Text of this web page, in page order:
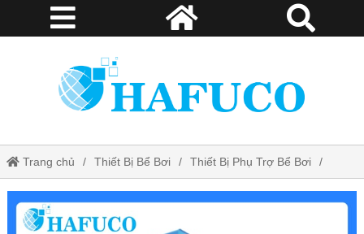
Trang chủ Thiết Bị Bể Bơi Thiết Bị Phụ Trợ Bể Bơi
Biến Thế Đổi Nguồn Kripsol T